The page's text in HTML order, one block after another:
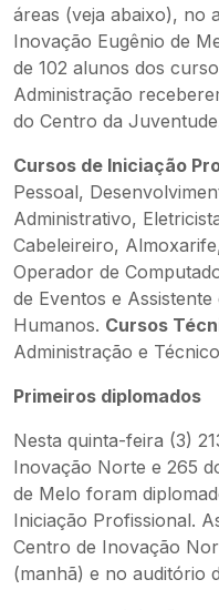
áreas (veja abaixo), no
Inovação Eugênio de
de 102 alunos dos
Administração
do Centro da
Cursos de Iniciação
Pessoal,
Administrativo,
Cabeleireiro,
Operador de
de Eventos e Assistente
Humanos. Cursos
Administração e
Primeiros diplomados
Nesta quinta-feira (3)
Inovação Norte e 265
de Melo foram
Iniciação Profissional.
Centro de Inovação
(manhã) e no auditório